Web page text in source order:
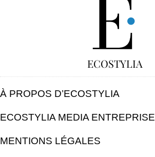
ECOSTYLIA
À PROPOS D’ECOSTYLIA
ECOSTYLIA MEDIA ENTREPRISE
MENTIONS LÉGALES